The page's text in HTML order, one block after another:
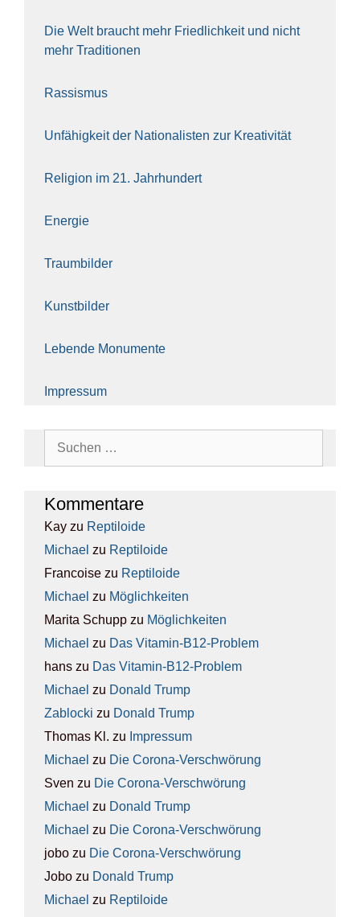
Die Welt braucht mehr Fried­lich­keit und nicht
mehr Tra­di­tio­nen
Ras­sis­mus
Unfä­hig­keit der Natio­na­lis­ten zur Krea­ti­vi­tät
Reli­gi­on im 21. Jahr­hun­dert
Ener­gie
Traum­bil­der
Kunst­bil­der
Leben­de Monu­men­te
Impres­sum
Kom­men­ta­re
Kay zu Rep­ti­lo­ide
Michael zu Rep­ti­lo­ide
Francoise zu Rep­ti­lo­ide
Michael zu Mög­lich­kei­ten
Marita Schupp zu Mög­lich­kei­ten
Michael zu Das Vit­amin-B12-Pro­blem
hans zu Das Vit­amin-B12-Pro­blem
Michael zu Donald Trump
Zablocki zu Donald Trump
Thomas Kl. zu Impres­sum
Michael zu Die Coro­na-Ver­schwö­rung
Sven zu Die Coro­na-Ver­schwö­rung
Michael zu Donald Trump
Michael zu Die Coro­na-Ver­schwö­rung
jobo zu Die Coro­na-Ver­schwö­rung
Jobo zu Donald Trump
Michael zu Rep­ti­lo­ide